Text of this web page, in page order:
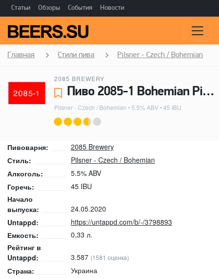
Статьи Обзоры События Новости
Главная Стили пива Pilsner - Czech / Bohemian
2085 BREWERY
Пиво 2085-1 Bohemian Pilsner - 2085 Brewery
Pilsner - Czech / Bohemian • 5.5% ABV • 45 IBU
Пивоварня:
2085 Brewery
Стиль:
Pilsner - Czech / Bohemian
Алкоголь:
5.5% ABV
Горечь:
45 IBU
Начало
выпуска:
24.05.2020
Untappd:
https://untappd.com/b/-/3798893
Емкость:
0,33 л.
Рейтинг в
Untappd:
3.587 (1581 оценка)
Страна: Украина